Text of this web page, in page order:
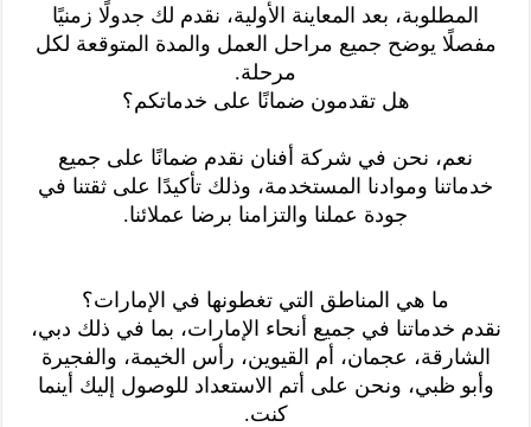
المطلوبة، بعد المعاينة الأولية، نقدم لك جدولًا زمنيًا
مفصلًا يوضح جميع مراحل العمل والمدة المتوقعة لكل
مرحلة.
هل تقدمون ضمانًا على خدماتكم؟
نعم، نحن في شركة أفنان نقدم ضمانًا على جميع
خدماتنا وموادنا المستخدمة، وذلك تأكيدًا على ثقتنا في
جودة عملنا والتزامنا برضا عملائنا.
ما هي المناطق التي تغطونها في الإمارات؟
نقدم خدماتنا في جميع أنحاء الإمارات، بما في ذلك دبي،
الشارقة، عجمان، أم القيوين، رأس الخيمة، والفجيرة
وأبو ظبي، ونحن على أتم الاستعداد للوصول إليك أينما
كنت.